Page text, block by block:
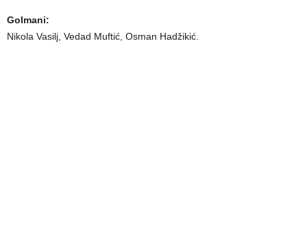
Golmani:
Nikola Vasilj, Vedad Muftić, Osman Hadžikić.